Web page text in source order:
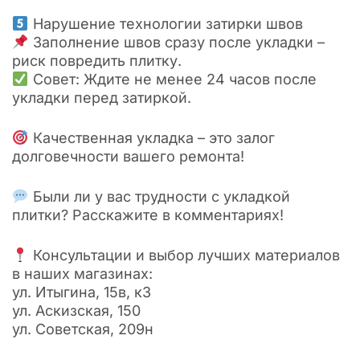
Нарушение технологии затирки швов
Заполнение швов сразу после укладки –
риск повредить плитку.
Совет: Ждите не менее 24 часов после
укладки перед затиркой.
Качественная укладка – это залог
долговечности вашего ремонта!
Были ли у вас трудности с укладкой
плитки? Расскажите в комментариях!
Консультации и выбор лучших материалов
в наших магазинах:
ул. Итыгина, 15в, к3
ул. Аскизская, 150
ул. Советская, 209н